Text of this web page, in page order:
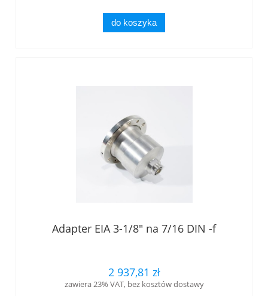
do koszyka
Adapter EIA 3-1/8" na 7/16 DIN -f
2 937,81 zł
zawiera 23% VAT, bez kosztów dostawy